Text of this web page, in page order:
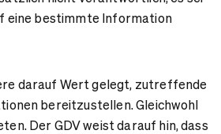
eine bestimmte Information
darauf Wert gelegt, zutreffende
bereitzustellen. Gleichwohl
Der GDV weist darauf hin, dass